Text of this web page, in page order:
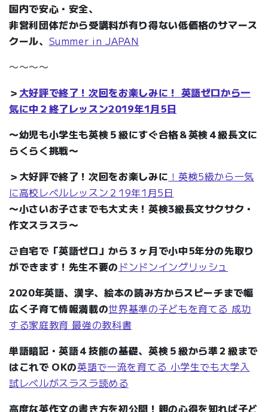
国内で安心・安全、
非営利団体だから受講料が有り得ない低価格のサマース
クール、 Summer in JAPAN
〜〜〜〜
＞ 大好評で終了！次回をお楽しみに！ 英語ゼロから一
気に中２終了レッスン2019年1月5日
〜幼児も小学生も英検５級にすぐ合格＆英検４級長文に
らくらく挑戦〜
＞大好評で終了！次回をお楽しみに ！英検5級から一気
に高校レベルレッスン２19年1月5日
〜小さいお子さまでも大丈夫！英検3級長文サクサク・
作文スラスラ〜
ご自宅で「英語ゼロ」から３ヶ月で小中5年分の先取り
ができます！先生不要の ドンドンイングリッシュ
2020年英語、漢字、絵本の読み方からスピーチまで幅
広く子育て情報満載の世界基準の子どもを育てる 成功
する家庭教育 最強の教科書
単語暗記・英語４技能の基礎、英検５級から準２級まで
はこれで OKの英語で一流を育てる 小学生でも大学入
試レベルがスラスラ読める
高度な英作文の書き方を初公開！親の心得を知れば子ど